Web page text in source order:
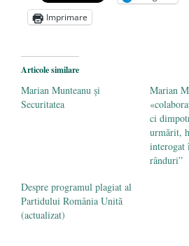
Dragi prieteni din
România nu știe să își
protejeze resursele
Imprimare
Articole similare
Marian Munteanu și
Securitatea
Marian
ci
urmărit,
interogat
rânduri”
Despre programul plagiat al
Partidului România Unită
(actualizat)